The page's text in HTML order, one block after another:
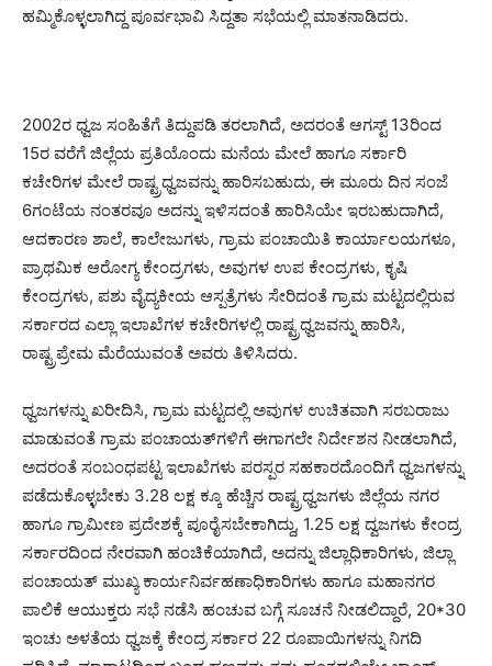
ಹಮ್ಮಿಕೊಳ್ಳಲಾಗಿದ್ದ ಪೂರ್ವಭಾವಿ ಸಿದ್ದತಾ ಸಭೆಯಲ್ಲಿ ಮಾತನಾಡಿದರು.
2002ರ ಧ್ವಜ ಸಂಹಿತೆಗೆ ತಿದ್ದುಪಡಿ ತರಲಾಗಿದೆ, ಅದರಂತೆ ಆಗಸ್ಟ್ 13ರಿಂದ
15ರ ವರೆಗೆ ಜಿಲ್ಲೆಯ ಪ್ರತಿಯೊಂದು ಮನೆಯ ಮೇಲೆ ಹಾಗೂ ಸರ್ಕಾರಿ
ಕಚೇರಿಗಳ ಮೇಲೆ ರಾಷ್ಟ್ರಧ್ವಜವನ್ನು ಹಾರಿಸಬಹುದು, ಈ ಮೂರು ದಿನ ಸಂಜೆ
6ಗಂಟೆಯ ನಂತರವೂ ಅದನ್ನು ಇಳಿಸದಂತೆ ಹಾರಿಸಿಯೇ ಇರಬಹುದಾಗಿದೆ,
ಆದಕಾರಣ ಶಾಲೆ, ಕಾಲೇಜುಗಳು, ಗ್ರಾಮ ಪಂಚಾಯಿತಿ ಕಾರ್ಯಾಲಯಗಳೂ,
ಪ್ರಾಥಮಿಕ ಆರೋಗ್ಯ ಕೇಂದ್ರಗಳು, ಅವುಗಳ ಉಪ ಕೇಂದ್ರಗಳು, ಕೃಷಿ
ಕೇಂದ್ರಗಳು, ಪಶು ವೈದ್ಯಕೀಯ ಆಸ್ಪತ್ರೆಗಳು ಸೇರಿದಂತೆ ಗ್ರಾಮ ಮಟ್ಟದಲ್ಲಿರುವ
ಸರ್ಕಾರದ ಎಲ್ಲಾ ಇಲಾಖೆಗಳ ಕಚೇರಿಗಳಲ್ಲಿ ರಾಷ್ಟ್ರಧ್ವಜವನ್ನು ಹಾರಿಸಿ,
ರಾಷ್ಟ್ರಪ್ರೇಮ ಮೆರೆಯುವಂತೆ ಅವರು ತಿಳಿಸಿದರು.
ಧ್ವಜಗಳನ್ನು ಖರೀದಿಸಿ, ಗ್ರಾಮ ಮಟ್ಟದಲ್ಲಿ ಅವುಗಳ ಉಚಿತವಾಗಿ ಸರಬರಾಜು
ಮಾಡುವಂತೆ ಗ್ರಾಮ ಪಂಚಾಯತ್‍ಗಳಿಗೆ ಈಗಾಗಲೇ ನಿರ್ದೇಶನ ನೀಡಲಾಗಿದೆ,
ಅದರಂತೆ ಸಂಬಂಧಪಟ್ಟ ಇಲಾಖೆಗಳು ಪರಸ್ಪರ ಸಹಕಾರದೊಂದಿಗೆ ಧ್ವಜಗಳನ್ನು
ಪಡೆದುಕೊಳ್ಳಬೇಕು 3.28 ಲಕ್ಷ ಕ್ಕೂ ಹೆಚ್ಚಿನ ರಾಷ್ಟ್ರಧ್ವಜಗಳು ಜಿಲ್ಲೆಯ ನಗರ
ಹಾಗೂ ಗ್ರಾಮೀಣ ಪ್ರದೇಶಕ್ಕೆ ಪೂರೈಸಬೇಕಾಗಿದ್ದು, 1.25 ಲಕ್ಷ ದ್ವಜಗಳು ಕೇಂದ್ರ
ಸರ್ಕಾರದಿಂದ ನೇರವಾಗಿ ಹಂಚಿಕೆಯಾಗಿದೆ, ಅದನ್ನು ಜಿಲ್ಲಾಧಿಕಾರಿಗಳು, ಜಿಲ್ಲಾ
ಪಂಚಾಯತ್ ಮುಖ್ಯ ಕಾರ್ಯನಿರ್ವಹಣಾಧಿಕಾರಿಗಳು ಹಾಗೂ ಮಹಾನಗರ
ಪಾಲಿಕೆ ಆಯುಕ್ತರು ಸಭೆ ನಡೆಸಿ ಹಂಚುವ ಬಗ್ಗೆ ಸೂಚನೆ ನೀಡಲಿದ್ದಾರೆ, 20*30
ಇಂಚು ಅಳತೆಯ ಧ್ವಜಕ್ಕೆ ಕೇಂದ್ರ ಸರ್ಕಾರ 22 ರೂಪಾಯಿಗಳನ್ನು ನಿಗದಿ